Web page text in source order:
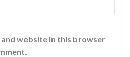
and website in this browser